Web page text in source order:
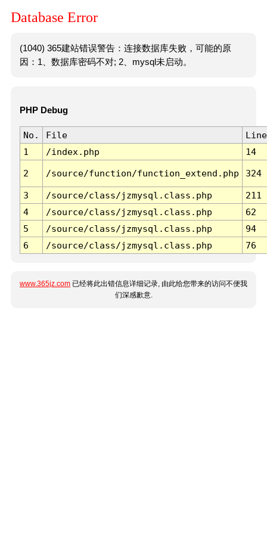
Database Error
(1040) 365建站错误警告：连接数据库失败，可能的原
因：1、数据库密码不对; 2、mysql未启动。
PHP Debug
No. File
Line
1
/index.php 14
2 /source/function/function_extend.php 324
3 /source/class/jzmysql.class.php
211
4
/source/class/jzmysql.class.php
62
5
/source/class/jzmysql.class.php
94
6
/source/class/jzmysql.class.php 76
www.365jz.com 已经将此出错信息详细记录, 由此给您带来的访问不便我
们深感歉意.